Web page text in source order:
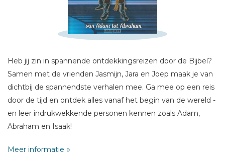
Heb jij zin in spannende ontdekkingsreizen door de Bijbel?
Samen met de vrienden Jasmijn, Jara en Joep maak je van
dichtbij de spannendste verhalen mee. Ga mee op een reis
door de tijd en ontdek alles vanaf het begin van de wereld -
en leer indrukwekkende personen kennen zoals Adam,
Abraham en Isaak!
Meer informatie
Schrijf hieronder je review!
E-mail *
Titel *
Bericht *